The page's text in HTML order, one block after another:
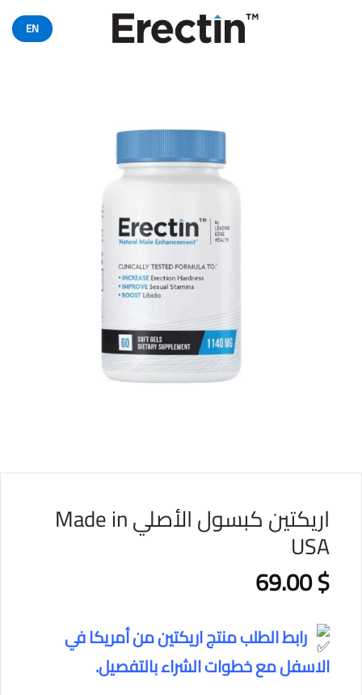
EN
اريكتين كبسول الأصلي Made in
USA
69.00$
رابط الطلب منتج اريكتين من أمريكا في
الاسفل مع خطوات الشراء بالتفصيل.